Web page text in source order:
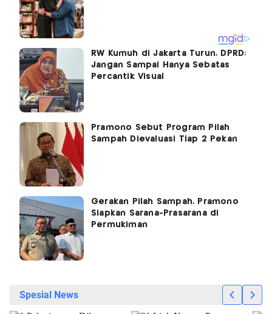
RW Kumuh di Jakarta Turun, DPRD:
Jangan Sampai Hanya Sebatas
Percantik Visual
Pramono Sebut Program Pilah
Sampah Dievaluasi Tiap 2 Pekan
Gerakan Pilah Sampah, Pramono
Siapkan Sarana-Prasarana di
Permukiman